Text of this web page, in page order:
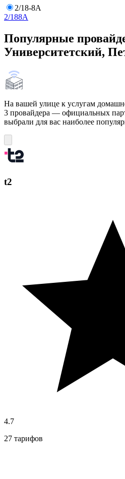
2/18-8А
2/188А
Популярные
Университетский,
На вашей улице к услугам
3 провайдера — официальных
выбрали для вас наиболее
t2
4.7
27 тарифов